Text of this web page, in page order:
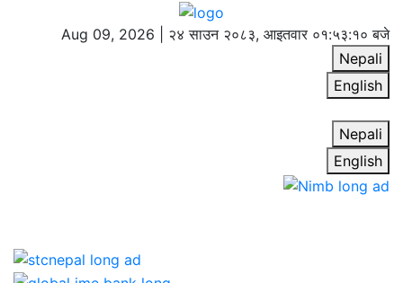
Aug 09, 2026 | २४ साउन २०८३, आइतवार ०१:५३:११ बजे
Nepali
English
Nepali
English